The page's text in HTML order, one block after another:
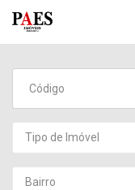
Tipo de Imóvel
Bairro